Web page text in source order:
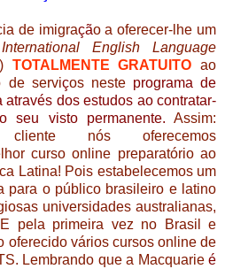
de imigração a oferecer-lhe um
International English Language
TOTALMENTE GRATUITO ao
de serviços neste programa de
dos estudos ao contratar-
seu visto permanente. Assim:
cliente nós oferecemos
curso online preparatório ao
Latina! Pois estabelecemos um
para o público brasileiro e latino
universidades australianas,
pela primeira vez no Brasil e
oferecido vários cursos online de
Lembrando que a Macquarie é